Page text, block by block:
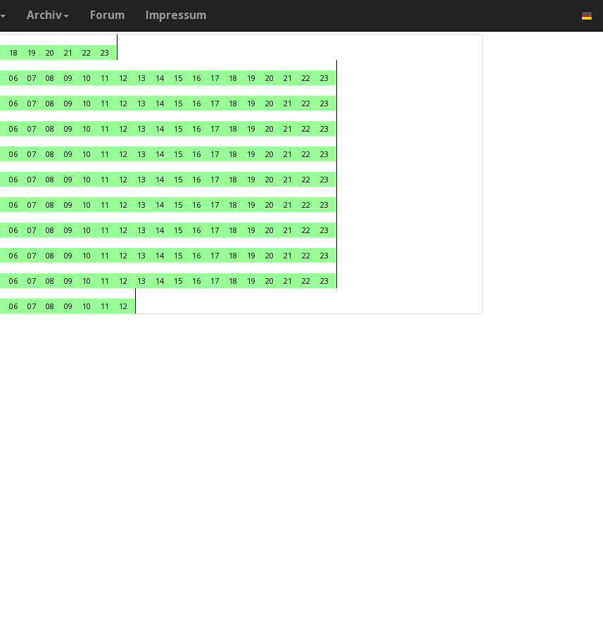
Archiv Forum Impressum
18 19 20 21 22
23
06 07 08 09 10 11 12 13 14 15 16 17 18 19 20 21 22
23
06 07 08 09 10 11 12 13 14 15 16 17 18 19 20 21 22
23
06 07 08 09 10 11 12 13 14 15 16 17 18 19 20 21 22
23
06 07 08 09 10 11 12 13 14 15 16 17 18 19 20 21 22
23
06 07 08 09 10 11 12 13 14 15 16 17 18 19 20 21 22
23
06 07 08 09 10 11 12 13 14 15 16 17 18 19 20 21 22
23
06 07 08 09 10 11 12 13 14 15 16 17 18 19 20 21 22
23
06 07 08 09 10 11 12 13 14 15 16 17 18 19 20 21 22
23
06 07 08 09 10 11 12 13 14 15 16 17 18 19 20 21 22
23
06 07 08 09 10 11 12